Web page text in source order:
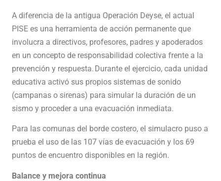
A diferencia de la antigua Operación Deyse, el actual
PISE es una herramienta de acción permanente que
involucra a directivos, profesores, padres y apoderados
en un concepto de responsabilidad colectiva frente a la
prevención y respuesta. Durante el ejercicio, cada unidad
educativa activó sus propios sistemas de sonido
(campanas o sirenas) para simular la duración de un
sismo y proceder a una evacuación inmediata.
Para las comunas del borde costero, el simulacro puso a
prueba el uso de las 107 vías de evacuación y los 69
puntos de encuentro disponibles en la región.
Balance y mejora continua